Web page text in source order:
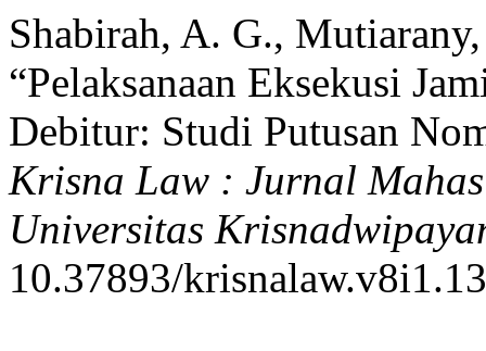
Shabirah, A. G.,
“Pelaksanaan Eksekusi
Debitur: Studi Putusan
Krisna Law : Jurnal
Universitas
10.37893/